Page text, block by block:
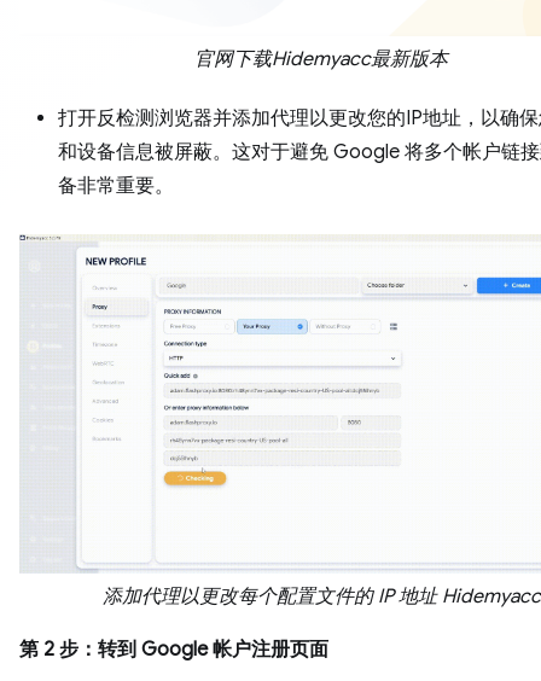
官网下载Hidemyacc最新版本
打开反检测浏览器并添加代理以更改您的IP地址，以确
和设备信息被屏蔽。这对于避免 Google 将多个帐户链
备非常重要。
添加代理以更改每个配置文件的 IP 地址 Hidemyacc
第 2 步：转到 Google 帐户注册页面